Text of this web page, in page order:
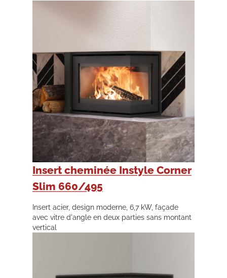
Insert cheminée Instyle Corner
Slim 660/495
Insert acier, design moderne, 6,7 kW, façade
avec vitre d'angle en deux parties sans montant
vertical